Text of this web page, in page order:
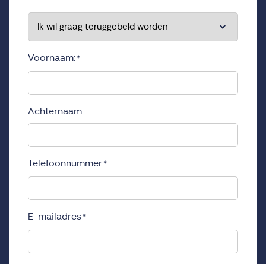
Voornaam: *
Achternaam:
Telefoonnummer *
E-mailadres *